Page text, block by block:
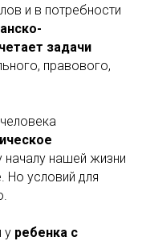
и в потребности
задачи
правового,
человека
началу нашей жизни
Но условий для
у ребенка с